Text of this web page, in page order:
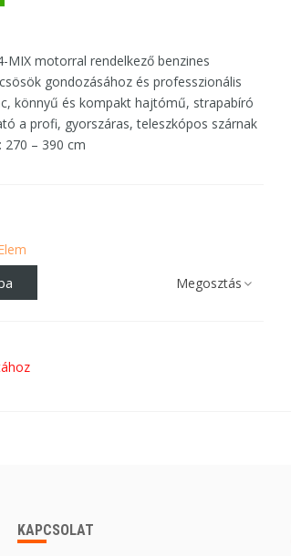
MIX motorral rendelkező benzines
gondozásához és professzionális
könnyű és kompakt hajtómű, strapabíró
a profi, gyorszáras, teleszkópos szárnak
270 – 390 cm
Megosztás
KAPCSOLAT